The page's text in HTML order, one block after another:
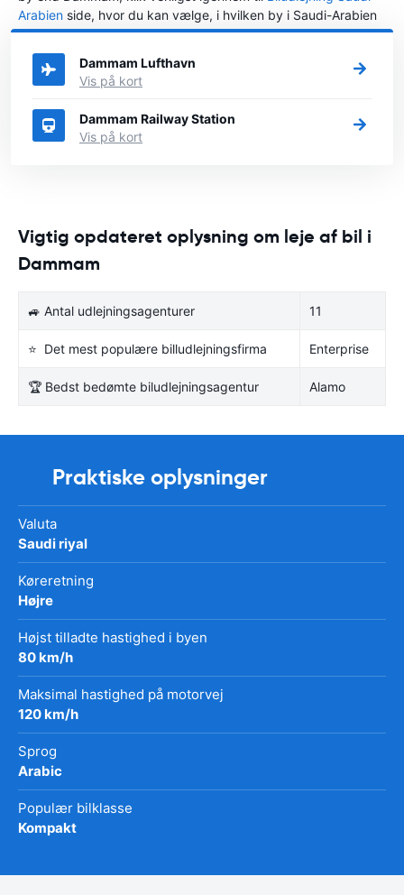
Arabien side, hvor du kan vælge, i hvilken by i Saudi-Arabien
du ønsker at leje en bil.
Dammam Lufthavn
Vis på kort
Dammam Railway Station
Vis på kort
Vigtig opdateret oplysning om leje af bil i
Dammam
🚙 Antal udlejningsagenturer 11
⭐ Det mest populære billudlejningsfirma Enterprise
🏆 Bedst bedømte biludlejningsagentur Alamo
Praktiske oplysninger
Valuta
Saudi riyal
Køreretning
Højre
Højst tilladte hastighed i byen
80 km/h
Maksimal hastighed på motorvej
120 km/h
Sprog
Arabic
Populær bilklasse
Kompakt